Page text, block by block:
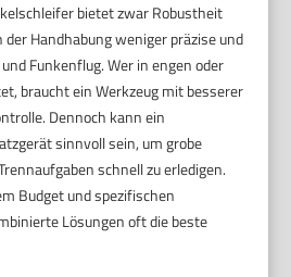
bietet zwar Robustheit
Handhabung weniger präzise und
Funkenflug. Wer in engen oder
braucht ein Werkzeug mit besserer
Dennoch kann ein
sinnvoll sein, um grobe
schnell zu erledigen.
Budget und spezifischen
Lösungen oft die beste